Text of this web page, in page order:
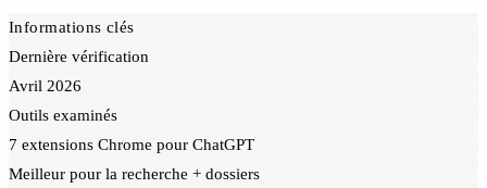
Informations clés
Dernière vérification
Avril 2026
Outils examinés
7 extensions Chrome pour ChatGPT
Meilleur pour la recherche + dossiers